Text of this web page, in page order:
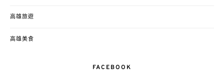
高雄旅遊
高雄美食
FACEBOOK